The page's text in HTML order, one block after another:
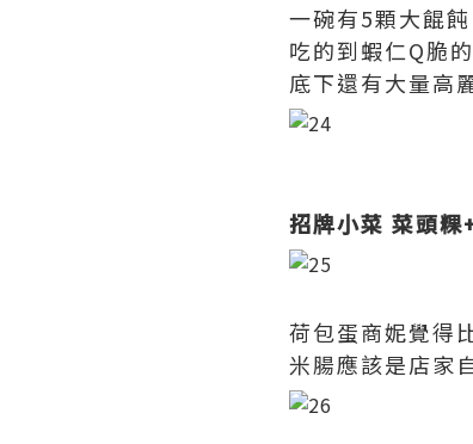
一碗有5顆大餛
吃的到蝦仁Q脆
底下還有大量高
招牌小菜 菜頭
荷包蛋商妮覺得
米腸應該是店家